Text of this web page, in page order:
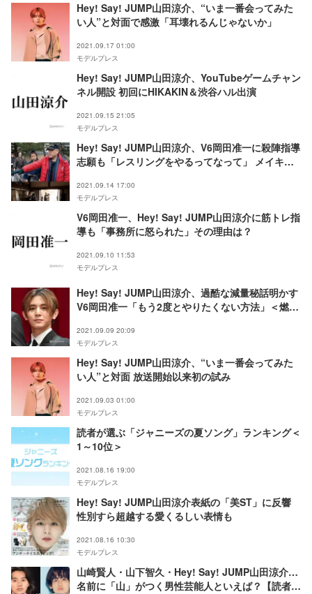
Hey! Say! JUMP山田涼介、“いま一番会ってみた
い人”と対面で感激「耳壊れるんじゃないか」
2021.09.17 01:00
モデルプレス
Hey! Say! JUMP山田涼介、YouTubeゲームチャン
ネル開設 初回にHIKAKIN＆渋谷ハル出演
2021.09.15 21:05
モデルプレス
Hey! Say! JUMP山田涼介、V6岡田准一に殺陣指導
志願も「レスリングをやるってなって」 メイキン
2021.09.14 17:00
モデルプレス
V6岡田准一、Hey! Say! JUMP山田涼介に筋トレ指
導も「事務所に怒られた」その理由は？
2021.09.10 11:53
モデルプレス
Hey! Say! JUMP山田涼介、過酷な減量秘話明かす
V6岡田准一「もう2度とやりたくない方法」＜燃え
2021.09.09 20:09
モデルプレス
Hey! Say! JUMP山田涼介、“いま一番会ってみた
い人”と対面 放送開始以来初の試み
2021.09.03 01:00
モデルプレス
読者が選ぶ「ジャニーズの夏ソング」ランキング＜
1～10位＞
2021.08.16 19:00
モデルプレス
Hey! Say! JUMP山田涼介表紙の「美ST」に反響
性別すら超越する愛くるしい表情も
2021.08.16 10:30
モデルプレス
山崎賢人・山下智久・Hey! Say! JUMP山田涼介…
名前に「山」がつく男性芸能人といえば？【読者ア